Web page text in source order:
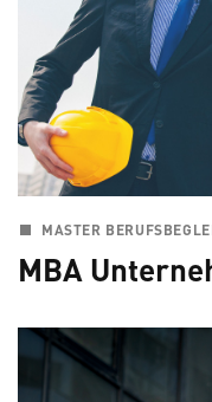
MASTER
MBA